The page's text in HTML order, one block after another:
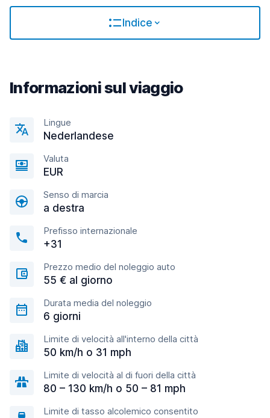
Indice
Informazioni sul viaggio
Lingue
Nederlandese
Valuta
EUR
Senso di marcia
a destra
Prefisso internazionale
+31
Prezzo medio del noleggio auto
55 € al giorno
Durata media del noleggio
6 giorni
Limite di velocità all'interno della città
50 km/h o 31 mph
Limite di velocità al di fuori della città
80 – 130 km/h o 50 – 81 mph
Limite di tasso alcolemico consentito